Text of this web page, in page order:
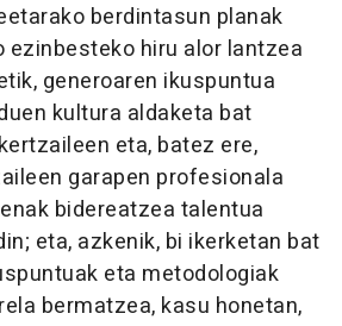
berdintasun planak
hiru alor lantzea
generoaren ikuspuntua
kultura aldaketa bat
eta, batez ere,
garapen profesionala
bidereatzea talentua
eta, azkenik, bi ikerketan bat
eta metodologiak
bermatzea, kasu honetan,